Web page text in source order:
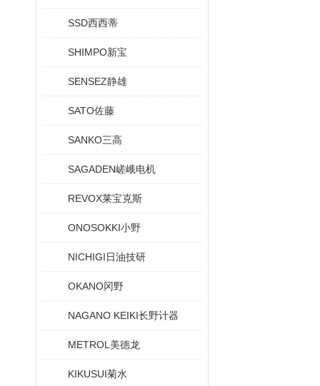
SSD西西蒂
SHIMPO新宝
SENSEZ静雄
SATO佐藤
SANKO三高
SAGADEN嵯峨电机
REVOX莱宝克斯
ONOSOKKI小野
NICHIGI日油技研
OKANO冈野
NAGANO KEIKI长野计器
METROL美德龙
KIKUSUI菊水